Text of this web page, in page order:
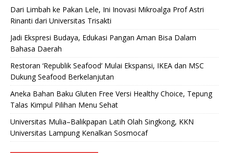
Dari Limbah ke Pakan Lele, Ini Inovasi Mikroalga Prof Astri
Rinanti dari Universitas Trisakti
Jadi Ekspresi Budaya, Edukasi Pangan Aman Bisa Dalam
Bahasa Daerah
Restoran ‘Republik Seafood’ Mulai Ekspansi, IKEA dan MSC
Dukung Seafood Berkelanjutan
Aneka Bahan Baku Gluten Free Versi Healthy Choice, Tepung
Talas Kimpul Pilihan Menu Sehat
Universitas Mulia–Balikpapan Latih Olah Singkong, KKN
Universitas Lampung Kenalkan Sosmocaf